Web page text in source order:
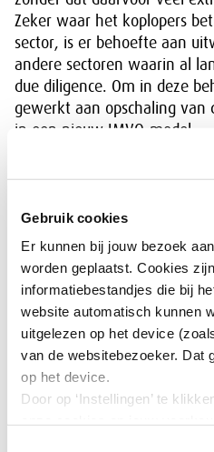
Gebruik cookies
Er kunnen bij jouw bezoek
worden geplaatst. Cookies
informatiebestandjes die bij
website automatisch kunnen
uitgelezen op het device
van de websitebezoeker. Dat
op het device.
Door op ‘Instellingen’ te
Zeker waar het koplopers
sector, is er behoefte aan
andere sectoren waarin al
due diligence. Om in deze
gewerkt aan opschaling van
in een nieuw IMVO-model.
Het is van groot belang dat
de dagelijkse praktijk. Dit
moeten doen, maken
risico-inventarisatie en
voor echte impact. Due
een stevige basis voor de
(toekomstige) EU-
bestaande en toekomstige
woorden: als de due
als bedrijf ook goed
het nieuwe IMVO-model